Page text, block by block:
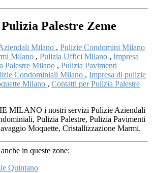
Palestre Zeme
Milano , Pulizie Condomini Milano
Milano , Pulizia Uffici Milano , Impresa
Palestre Milano , Pulizia Pavimenti
Condominiali Milano , Impresa di pulizie
Milano , Contatti per Pulizia Palestre
MILANO i nostri servizi Pulizie Aziendali
Pulizia Palestre, Pulizia Pavimenti
Moquette, Cristallizzazione Marmi.
in queste zone:
Quintano